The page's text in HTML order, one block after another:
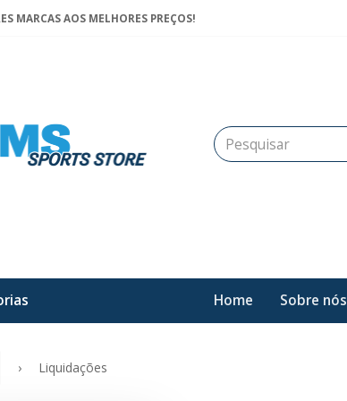
MARCAS AOS MELHORES PREÇOS!
Home Sobre nós
Liquidações